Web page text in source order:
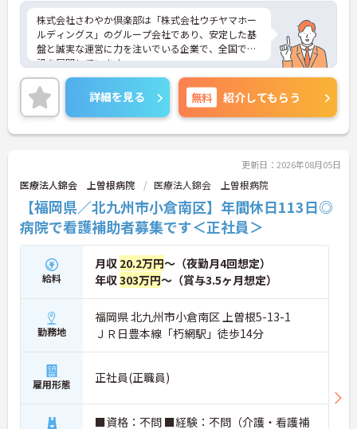
株式会社さわやか倶楽部は「株式会社ウチヤマホー
ルディングス」のグループ会社であり、安定した基
盤と誠実な運営に力を注いでいる企業で、全国で施
設を展開しています。
4週8休のシフト制できちんと休みが取れ、昇給・賞
与もあり働きやすい環境が整っています。
ご興味がある方は是非一度マイナビまでお問い合わ
せください。さらに詳細などお伝えします。
詳細を見る 無料 紹介してもらう
更新日：2026年08月05日
医療法人錦会 上曽根病院 医療法人錦会 上曽根病院
【福岡県／北九州市小倉南区】年間休日113日◎
病院で看護補助者募集です＜正社員＞
給料
月収 20.2万円～（夜勤月4回想定）
年収303万円～（賞与3.5ヶ月想定）
勤務地
福岡県 北九州市小倉南区 上曽根5-13-1
ＪＲ日豊本線「朽網駅」徒歩14分
雇用形態 正社員(正職員)
■資格：不問 ■経験：不問（介護・看護補